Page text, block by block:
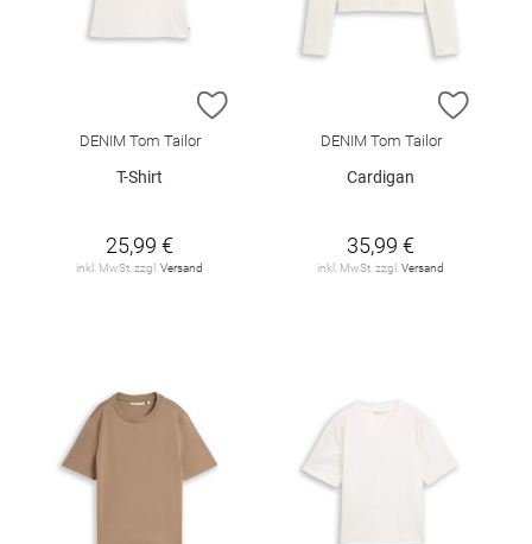
ZUR WUNSCHLISTE HINZUFÜGEN
DENIM Tom Tailor
T-Shirt
25,99 €
inkl. MwSt. zzgl.Versand
ZUR
DENIM Tom Tailor
Cardigan
35,99 €
inkl. MwSt. zzgl.Versand